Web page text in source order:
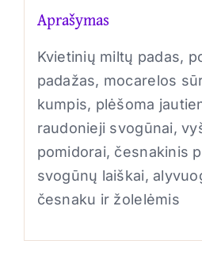
Aprašymas
Kvietinių miltų padas,
padažas, mocarelos
kumpis, plėšoma
raudonieji svogūnai,
pomidorai, česnakinis
svogūnų laiškai,
česnaku ir žolelėmis